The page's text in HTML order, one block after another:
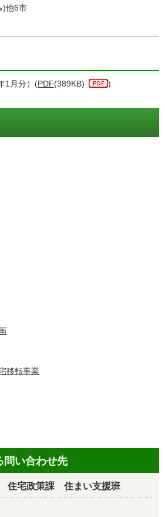
他6市
1月分）(PDF(389KB) )
移転事業
問い合わせ先
宅政策課 住まい支援班